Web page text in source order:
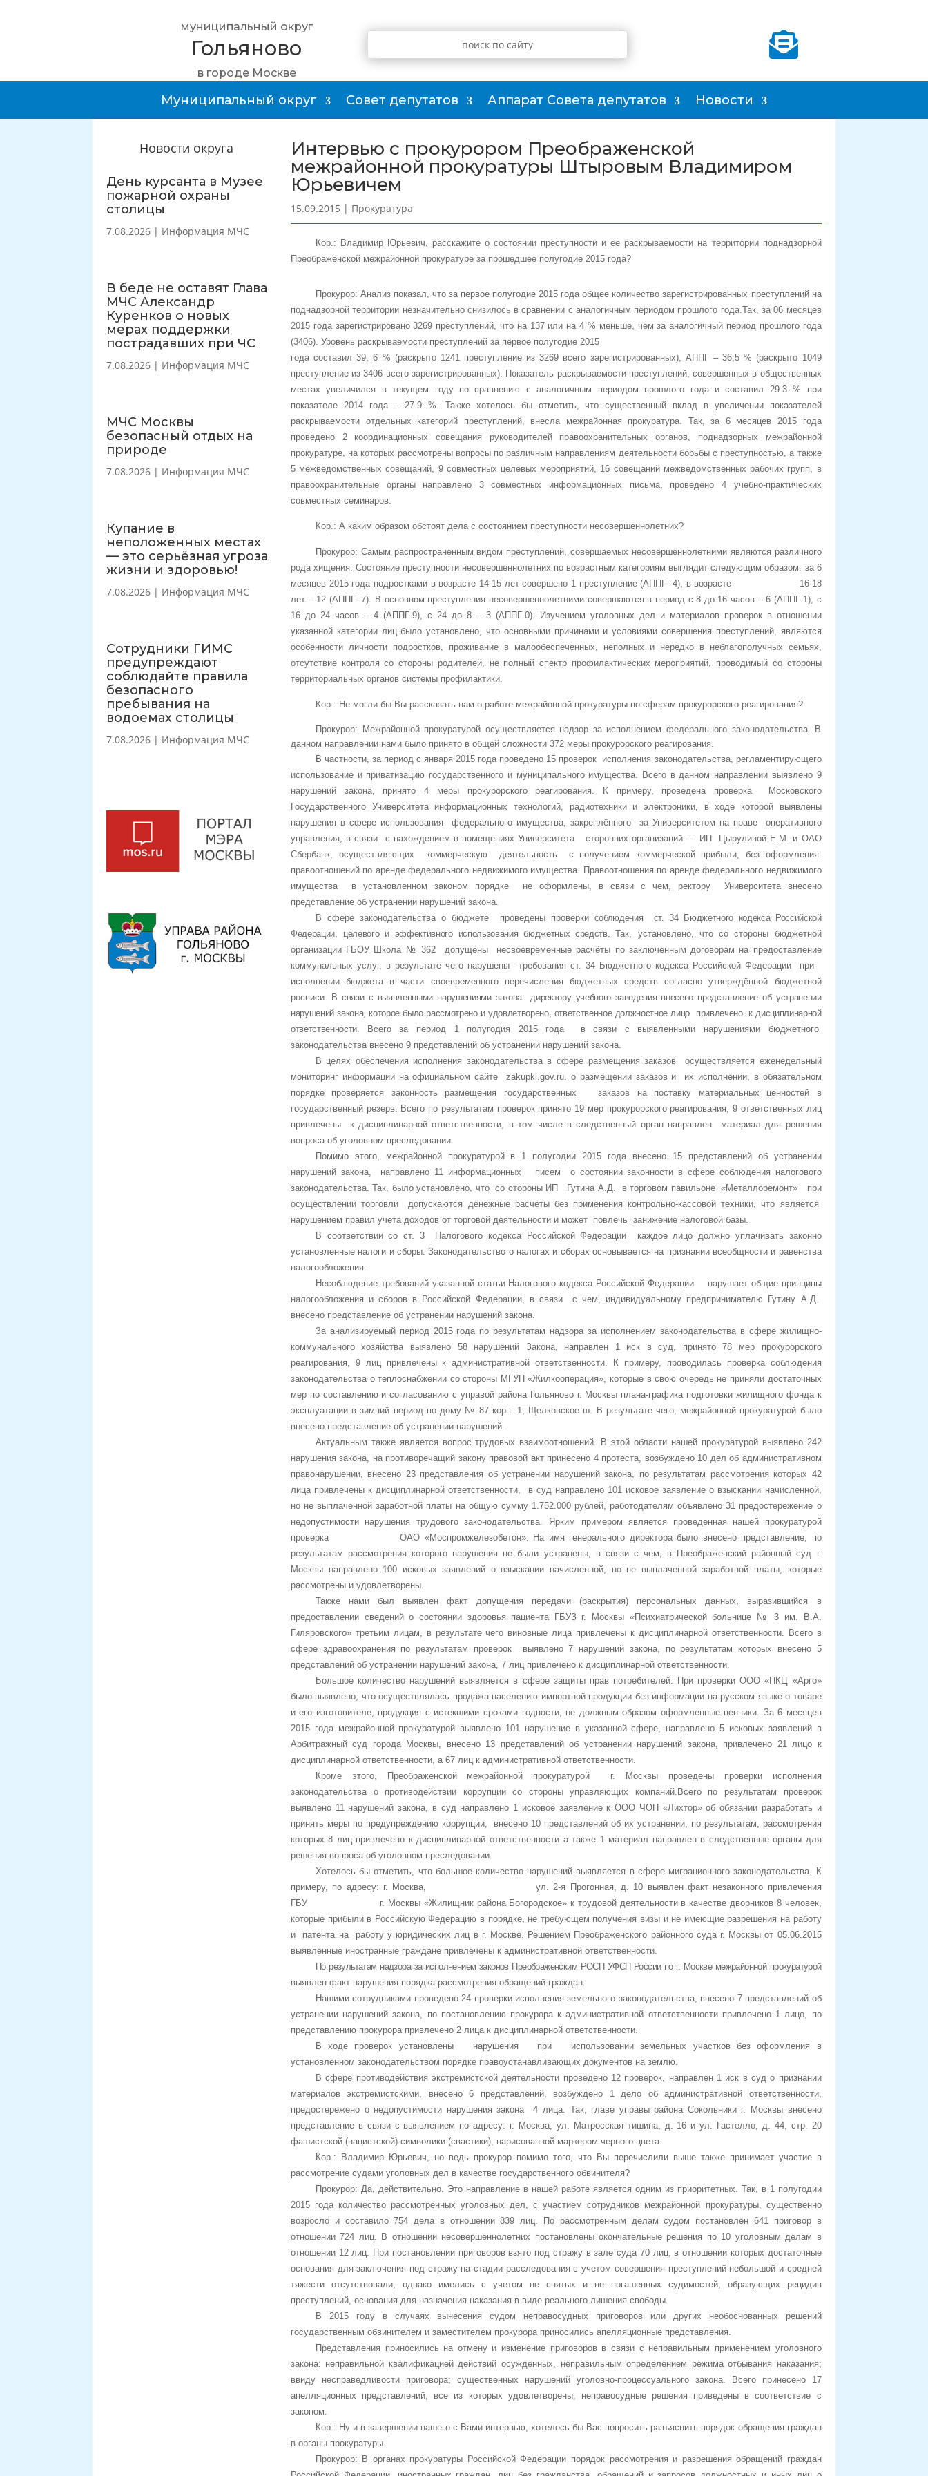
муниципальный округ
Гольяново
в городе Москве

Муниципальный округ Совет депутатов Аппарат Совета депутатов Новости
Новости округа
День курсанта в Музее
пожарной охраны
столицы
7.08.2026 | Информация МЧС
В беде не оставят Глава
МЧС Александр
Куренков о новых
мерах поддержки
пострадавших при ЧС
7.08.2026 | Информация МЧС
МЧС Москвы
безопасный отдых на
природе
7.08.2026 | Информация МЧС
Купание в
неположенных местах
— это серьёзная угроза
жизни и здоровью!
7.08.2026 | Информация МЧС
Сотрудники ГИМС
предупреждают
соблюдайте правила
безопасного
пребывания на
водоемах столицы
7.08.2026 | Информация МЧС
Интервью с прокурором Преображенской
межрайонной прокуратуры Штыровым Владимиром
Юрьевичем
15.09.2015 | Прокуратура
Кор.: Владимир Юрьевич, расскажите о состоянии преступности и ее раскрываемости на территории поднадзорной
Преображенской межрайонной прокуратуре за прошедшее полугодие 2015 года?
Прокурор: Анализ показал, что за первое полугодие 2015 года общее количество зарегистрированных преступлений на
поднадзорной территории незначительно снизилось в сравнении с аналогичным периодом прошлого года.Так, за 06 месяцев
2015 года зарегистрировано 3269 преступлений, что на 137 или на 4 % меньше, чем за аналогичный период прошлого года
(3406). Уровень раскрываемости преступлений за первоеполугодие 2015
года составил 39, 6 % (раскрыто 1241 преступление из 3269 всего зарегистрированных), АППГ – 36,5 % (раскрыто 1049
преступление из 3406 всего зарегистрированных). Показатель раскрываемости преступлений, совершенных в общественных
местах увеличился в текущем году по сравнению с аналогичным периодом прошлого года и составил 29.3 % при
показателе 2014 года – 27.9 %. Также хотелось бы отметить, что существенный вклад в увеличении показателей
раскрываемости отдельных категорий преступлений, внесла межрайонная прокуратура. Так, за 6 месяцев 2015 года
проведено 2 координационных совещания руководителей правоохранительных органов, поднадзорных межрайонной
прокуратуре, на которых рассмотрены вопросы по различным направлениям деятельности борьбы с преступностью, а также
5 межведомственных совещаний, 9 совместных целевых мероприятий, 16 совещаний межведомственных рабочих групп, в
правоохранительные органы направлено 3 совместных информационных письма, проведено 4 учебно-практических
совместных семинаров.
Кор.: А каким образом обстоят дела с состоянием преступности несовершеннолетних?
Прокурор: Самым распространенным видом преступлений, совершаемых несовершеннолетними являются различного
рода хищения. Состояние преступности несовершеннолетних по возрастным категориям выглядит следующим образом: за 6
месяцев 2015 года подростками в возрасте 14-15 лет совершено 1 преступление (АППГ- 4), в возрасте 16-18
лет – 12 (АППГ- 7). В основном преступления несовершеннолетними совершаются в период с 8 до 16 часов – 6 (АППГ-1), с
16 до 24 часов – 4 (АППГ-9), с 24 до 8 – 3 (АППГ-0). Изучением уголовных дел и материалов проверок в отношении
указанной категории лиц было установлено, что основными причинами и условиями совершения преступлений, являются
особенности личности подростков, проживание в малообеспеченных, неполных и нередко в неблагополучных семьях,
отсутствие контроля со стороны родителей, не полный спектр профилактических мероприятий, проводимый со стороны
территориальных органов системы профилактики.
Кор.: Не могли бы Вы рассказать нам о работе межрайонной прокуратуры по сферам прокурорского реагирования?
Прокурор: Межрайонной прокуратурой осуществляется надзор за исполнением федерального законодательства. В
данном направлении нами было принято в общей сложности 372 меры прокурорского реагирования.
В частности, за период с января 2015 года проведено 15 проверок исполнения законодательства, регламентирующего
использование и приватизацию государственного и муниципального имущества. Всего в данном направлении выявлено 9
нарушений закона, принято 4 меры прокурорского реагирования. К примеру, проведена проверка Московского
Государственного Университета информационных технологий, радиотехники и электроники, в ходе которой выявлены
нарушения в сфере использования федерального имущества, закреплённого за Университетом на праве оперативного
управления, в связи с нахождением в помещениях Университета сторонних организаций — ИП Цырулиной Е.М. и ОАО
Сбербанк, осуществляющих коммерческую деятельность с получением коммерческой прибыли, без оформления
правоотношений по аренде федерального недвижимого имущества. Правоотношения по аренде федерального недвижимого
имущества в установленном законом порядке не оформлены, в связи с чем, ректору Университета внесено
представление об устранении нарушений закона.
В сфере законодательства о бюджете проведены проверки соблюдения ст. 34 Бюджетного кодекса Российской
Федерации,
целевого и эффективного использования бюджетных средств.Так, установлено, что со стороны бюджетной
организации ГБОУ Школа № 362 допущены несвоевременные расчёты по заключенным договорам на предоставление
коммунальных услуг, в результате чего нарушены требования ст. 34 Бюджетного кодекса Российской Федерации при
исполнении бюджета в части своевременного перечисления бюджетных средств согласно утверждённой бюджетной
росписи.
В связи с выявленными нарушениями закона директору учебного заведения внесено представление об устранении
нарушений закона, которое было рассмотрено и удовлетворено, ответственное должностное лицо привлечено к дисциплинарной
ответственности. Всего за период 1 полугодия 2015 года в связи с выявленными нарушениями бюджетного
законодательства внесено 9 представлений об устранении нарушений закона.
В целях обеспечения исполнения законодательства в сфере размещения заказов осуществляется еженедельный
мониторинг информации на официальном сайтеzakupki .gov. ru о размещении заказов и их исполнении,
в обязательном
порядке проверяется законность размещения государственных заказов на поставку материальных ценностей в
государственный резерв. Всего по результатам проверок принято 19 мер прокурорского реагирования, 9 ответственных лиц
привлечены к дисциплинарной ответственности, в том числе в следственный орган направлен материал для решения
вопроса об уголовном преследовании.
Помимо этого, межрайонной прокуратурой в 1 полугодии 2015 года внесено 15 представлений об устранении
нарушений закона, направлено 11 информационных писем о состоянии законности в сфере соблюдения налогового
законодательства. Так, было установлено, что со стороны ИП Гутина А.Д. в торговом павильоне «Металлоремонт» при
осуществлении торговли допускаются денежные расчёты без применения контрольно-кассовой техники, что является
нарушением правил учета доходов от торговой деятельности и может повлечь занижение налоговой базы.
В соответствии со ст. 3 Налогового кодекса Российской Федерации каждое лицо должно уплачивать законно
установленные налоги и сборы. Законодательство о налогах и сборах основывается на признании всеобщности и равенства
налогообложения.
Несоблюдение требований указанной статьи Налогового кодекса Российской Федерации нарушает общие принципы
налогообложения и сборов в Российской Федерации, в связи с чем, индивидуальному предпринимателю Гутину А.Д.
внесено представление об устранении нарушений закона.
За анализируемый период 2015 года по результатам надзора за исполнением законодательства в сфере жилищно-
коммунального хозяйства выявлено 58 нарушений Закона, направлен 1 иск в суд, принято 78 мер прокурорского
реагирования, 9 лиц привлечены к административной ответственности. К примеру, проводилась проверка соблюдения
законодательства о теплоснабжении со стороны МГУП «Жилкооперация», которые в свою очередь не приняли достаточных
мер по составлению и согласованию с управой района Гольяново г. Москвы плана-графика подготовки жилищного фонда к
эксплуатации в зимний период по дому № 87 корп. 1, Щелковское ш. В результате чего, межрайонной прокуратурой было
внесено представление об устранении нарушений.
Актуальным также является вопрос трудовых взаимоотношений. В этой области нашей прокуратурой выявлено 242
нарушения закона, на противоречащий закону правовой акт принесено 4 протеста, возбуждено 10 дел об административном
правонарушении, внесено 23 представления об устранении нарушений закона, по результатам рассмотрения которых 42
лица привлечены к дисциплинарной ответственности, в суд направлено 101 исковое заявление о взыскании начисленной,
но не выплаченной заработной платы на общую сумму 1.752.000 рублей, работодателям объявлено 31 предостережение о
недопустимости нарушения трудового законодательства. Ярким примером является проведенная нашей прокуратурой
проверка ОАО «Моспромжелезобетон». На имя генерального директора было внесено представление, по
результатам рассмотрения которого нарушения не были устранены, в связи с чем, в Преображенский районный суд г.
Москвы направлено 100 исковых заявлений о взыскании начисленной, но не выплаченной заработной платы, которые
рассмотрены и удовлетворены.
Также нами был выявлен факт допущения передачи (раскрытия) персональных данных, выразившийся в
предоставлении сведений о состоянии здоровья пациента ГБУЗ г. Москвы «Психиатрической больнице № 3 им. В.А.
Гиляровского» третьим лицам, в результате чего виновные лица привлечены к дисциплинарной ответственности.
Всего в
сфере здравоохранения по результатам проверок выявлено 7 нарушений закона, по результатам которых внесено 5
представлений об устранении нарушений закона, 7 лиц привлечено к дисциплинарной ответственности.
Большое количество нарушений выявляется в сфере защиты прав потребителей. При проверки ООО «ПКЦ «Арго»
было выявлено, что осуществлялась продажа населению импортной продукции без информации на русском языке о товаре
и его изготовителе, продукция с истекшими сроками годности, не должным образом оформленные ценники. За 6 месяцев
2015 года межрайонной прокуратурой выявлено 101 нарушение в указанной сфере, направлено 5 исковых заявлений в
Арбитражный суд города Москвы, внесено 13 представлений об устранении нарушений закона, привлечено 21 лицо к
дисциплинарной ответственности, а 67 лиц к административной ответственности.
Кроме этого, Преображенской межрайонной прокуратурой г. Москвы проведены проверки исполнения
законодательства о противодействии коррупции со стороны управляющих компаний. Всего по результатам проверок
выявлено 11 нарушений закона, в суд направлено 1 исковое заявление к ООО ЧОП «Лихтор» об обязании разработать и
принять меры по предупреждению коррупции, внесено 10 представлений об их устранении, по результатам, рассмотрения
которых 8 лиц привлечено к дисциплинарной ответственности а также 1 материал направлен в следственные органы для
решения вопроса об уголовном преследовании.
Хотелось бы отметить, что большое количество нарушений выявляется в сфере миграционного законодательства. К
примеру, по адресу: г. Москва, ул. 2-я Прогонная, д. 10 выявлен факт незаконного привлечения
ГБУ г. Москвы «Жилищник района Богородское» к трудовой деятельности в качестве дворников 8 человек,
которые прибыли в Российскую Федерацию в порядке, не требующем получения визы и не имеющие разрешения на работу
и патента на работу у юридических лиц в г. Москве. Решением Преображенского районного суда г. Москвы от 05.06.2015
выявленные иностранные граждане привлечены к административной ответственности.
По результатам надзора за исполнением законов Преображенским РОСП УФСП России по г. Москве межрайонной прокуратурой
выявлен факт нарушения порядка рассмотрения обращений граждан.
Нашими сотрудниками проведено 24 проверки исполнения земельного законодательства, внесено 7 представлений об
устранении нарушений закона, по постановлению прокурора к административной ответственности привлечено 1 лицо, по
представлению прокурора привлечено 2 лица к дисциплинарной ответственности.
В ходе проверок установлены нарушения при использовании земельных участков без оформления в
установленном законодательством порядке правоустанавливающих документов на землю.
В сфере противодействия экстремистской деятельности проведено 12 проверок, направлен 1 иск в суд о признании
материалов экстремистскими, внесено 6 представлений, возбуждено 1 дело об административной ответственности,
предостережено о недопустимости нарушения закона 4 лица. Так, главе управы района Сокольники г. Москвы внесено
представление в связи с выявлением по адресу: г. Москва, ул. Матросская тишина, д. 16 и ул. Гастелло, д. 44, стр. 20
фашистской (нацистской) символики (свастики), нарисованной маркером черного цвета.
Кор.: Владимир Юрьевич, но ведь прокурор помимо того, что Вы перечислили выше также принимает участие в
рассмотрение судами уголовных дел в качестве государственного обвинителя?
Прокурор: Да, действительно. Это направление в нашей работе является одним из приоритетных. Так, в 1 полугодии
2015 года количество рассмотренных уголовных дел, с участием сотрудников межрайонной прокуратуры, существенно
возросло и составило 754 дела в отношении 839 лиц. По рассмотренным делам судом постановлен 641 приговор в
отношении 724 лиц. В отношении несовершеннолетних постановлены окончательные решения по 10 уголовным делам в
отношении 12 лиц. При постановлении приговоров взято под стражу в зале суда 70 лиц, в отношении которых достаточные
основания для заключения под стражу на стадии расследования с учетом совершения преступлений небольшой и средней
тяжести отсутствовали, однако имелись с учетом не снятых и не погашенных судимостей, образующих рецидив
преступлений, основания для назначения наказания в виде реального лишения свободы.
В 2015 году в случаях вынесения судом неправосудных приговоров или других необоснованных решений
государственным обвинителем и заместителем прокурора приносились апелляционные представления.
Представления приносились на отмену и изменение приговоров в связи с неправильным применением уголовного
закона: неправильной квалификацией действий осужденных, неправильным определением режима отбывания наказания;
ввиду несправедливости приговора; существенных нарушений уголовно-процессуального закона. Всего принесено 17
апелляционных представлений, все из которых удовлетворены, неправосудные решения приведены в соответствие с
законом.
Кор.: Ну и в завершении нашего с Вами интервью, хотелось бы Вас попросить разъяснить порядок обращения граждан
в органы прокуратуры.
Прокурор: В органах прокуратуры Российской Федерации порядок рассмотрения и разрешения обращений граждан